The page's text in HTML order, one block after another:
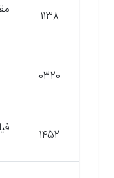
1138
0320
1452